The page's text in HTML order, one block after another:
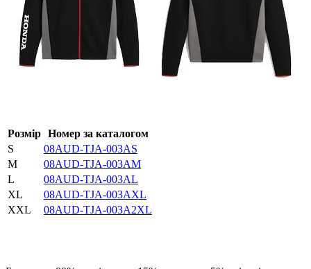
Розмір Номер за каталогом
S
08AUD-TJA-003AS
M
08AUD-TJA-003AM
L
08AUD-TJA-003AL
XL
08AUD-TJA-003AXL
XXL
08AUD-TJA-003A2XL